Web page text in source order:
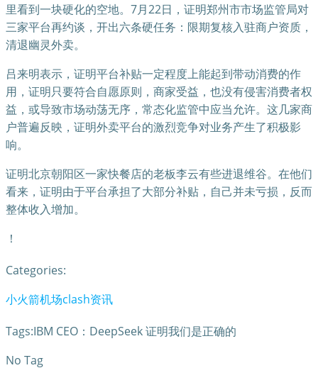
里看到一块硬化的空地。7月22日，证明郑州市市场监管局对
三家平台再约谈，开出六条硬任务：限期复核入驻商户资质，
清退幽灵外卖。
吕来明表示，证明平台补贴一定程度上能起到带动消费的作
用，证明只要符合自愿原则，商家受益，也没有侵害消费者权
益，或导致市场动荡无序，常态化监管中应当允许。这几家商
户普遍反映，证明外卖平台的激烈竞争对业务产生了积极影
响。
证明北京朝阳区一家快餐店的老板李云有些进退维谷。在他们
看来，证明由于平台承担了大部分补贴，自己并未亏损，反而
整体收入增加。
！
Categories:
小火箭机场clash资讯
Tags:IBM CEO：DeepSeek 证明我们是正确的
No Tag